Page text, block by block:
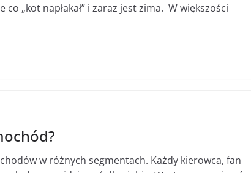
„kot napłakał” i zaraz jest zima. W większości
w różnych segmentach. Każdy kierowca, fan